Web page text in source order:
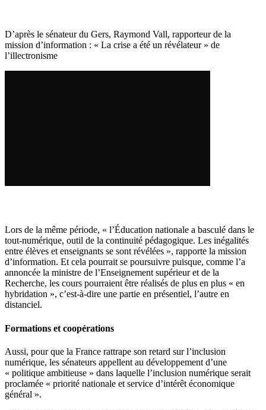
D’après le sénateur du Gers, Raymond Vall, rapporteur de la
mission d’information : « La crise a été un révélateur » de
l’illectronisme
Lors de la même période, « l’Éducation nationale a basculé dans le
tout-numérique, outil de la continuité pédagogique. Les inégalités
entre élèves et enseignants se sont révélées », rapporte la mission
d’information. Et cela pourrait se poursuivre puisque, comme l’a
annoncée la ministre de l’Enseignement supérieur et de la
Recherche, les cours pourraient être réalisés de plus en plus « en
hybridation », c’est-à-dire une partie en présentiel, l’autre en
distanciel.
Formations et coopérations
Aussi, pour que la France rattrape son retard sur l’inclusion
numérique, les sénateurs appellent au développement d’une
« politique ambitieuse » dans laquelle l’inclusion numérique serait
proclamée « priorité nationale et service d’intérêt économique
général ».